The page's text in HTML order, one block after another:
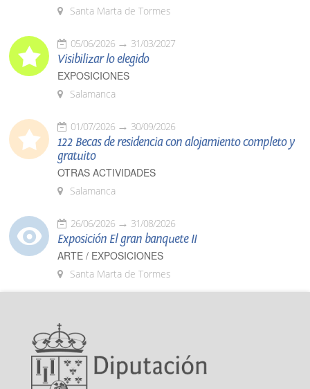
Santa Marta de Tormes
05/06/2026 31/03/2027
Visibilizar lo elegido
EXPOSICIONES
Salamanca
01/07/2026 30/09/2026
122 Becas de residencia con alojamiento completo y
gratuito
OTRAS ACTIVIDADES
Salamanca
26/06/2026 31/08/2026
Exposición El gran banquete II
ARTE / EXPOSICIONES
Santa Marta de Tormes